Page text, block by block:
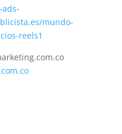
mundo-
reels1